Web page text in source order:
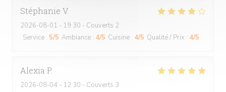
Stéphanie V
2026-08-01 - 19:30 - Couverts 2
Service : 5/5 Ambiance : 4/5 Cuisine : 4/5 Qualité / Prix : 4/5
Alexia P
2026-08-04 - 12:30 - Couverts 3